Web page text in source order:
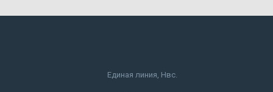
Единая линия, Нвс.